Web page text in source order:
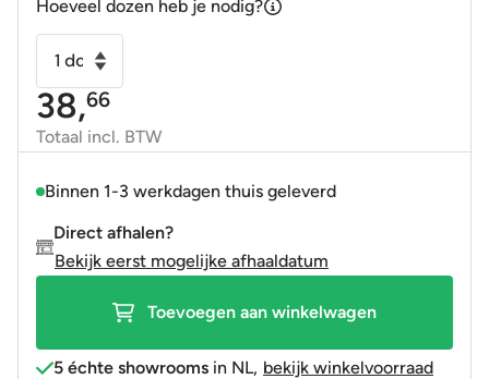
Hoeveel dozen heb je nodig?
Wandtegel
Plus
Zwart
45x45
gerectificeerd
aantal
38,66
Totaal incl. BTW
Binnen 1-3 werkdagen thuis geleverd
Direct afhalen?
Bekijk eerst mogelijke afhaaldatum
Toevoegen aan winkelwagen
5 échte showrooms in NL, bekijk winkelvoorraad